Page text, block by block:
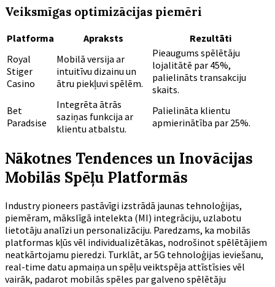
Veiksmīgas optimizācijas piemēri
Platforma Apraksts
Rezultāti
Royal
Stiger
Casino
Mobilā versija ar
intuitīvu dizainu un
ātru piekļuvi spēlēm.
Pieaugums spēlētāju
lojalitātē par 45%,
palielināts transakciju
skaits.
Bet
Paradsise
Integrēta ātrās
saziņas funkcija ar
klientu atbalstu.
Palielināta klientu
apmierinātība par 25%.
Nākotnes Tendences un Inovācijas
Mobilās Spēļu Platformās
Industry pioneers pastāvīgi izstrādā jaunas tehnoloģijas,
piemēram, mākslīgā intelekta (MI) integrāciju, uzlabotu
lietotāju analīzi un personalizāciju. Paredzams, ka mobilās
platformas kļūs vēl individualizētākas, nodrošinot spēlētājiem
neatkārtojamu pieredzi. Turklāt, ar 5G tehnoloģijas ieviešanu,
real-time datu apmaiņa un spēļu veiktspēja attīstīsies vēl
vairāk, padarot mobilās spēles par galveno spēlētāju